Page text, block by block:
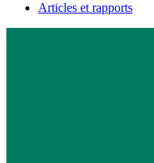
Articles et rapports